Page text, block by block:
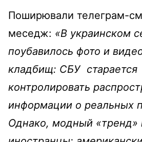
Поширювали телеграм-
меседж: «В украинском
поубавилось фото и
кладбищ: СБУ старается
контролировать
информации о реальных
Однако, модный «тренд»